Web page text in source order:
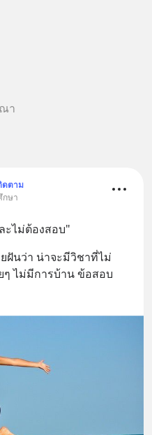
า
ดตาม
กษา
ะไม่ต้องสอบ"
ฝันว่า น่าจะมีวิชาที่ไม่
ๆ ไม่มีการบ้าน ข้อสอบ